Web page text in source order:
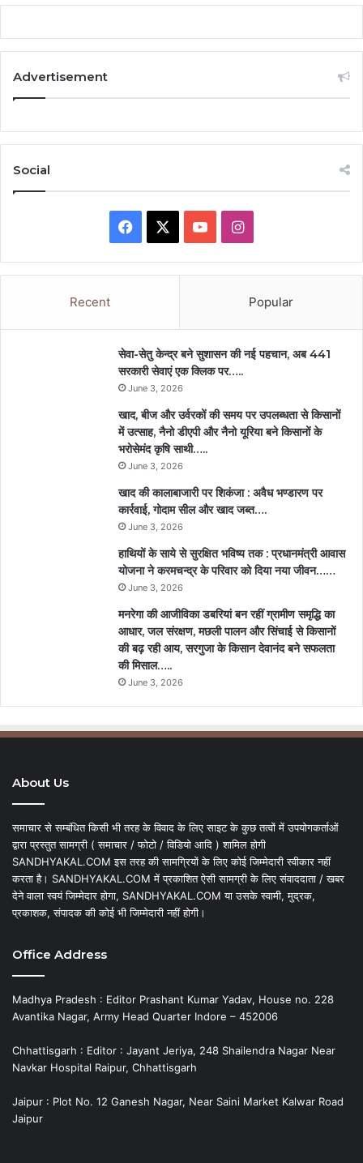
Advertisement
Social
Facebook YouTubeInstagram
Recent Popular
सेवा-सेतु केन्द्र बने सुशासन की नई पहचान, अब 441
सरकारी सेवाएं एक क्लिक पर…..
June 3, 2026
खाद, बीज और उर्वरकों की समय पर उपलब्धता से किसानों
में उत्साह, नैनो डीएपी और नैनो यूरिया बने किसानों के
भरोसेमंद कृषि साथी…..
June 3, 2026
खाद की कालाबाजारी पर शिकंजा : अवैध भण्डारण पर
कार्रवाई, गोदाम सील और खाद जब्त….
June 3, 2026
हाथियों के साये से सुरक्षित भविष्य तक : प्रधानमंत्री आवास
योजना ने करमचन्द्र के परिवार को दिया नया जीवन……
June 3, 2026
मनरेगा की आजीविका डबरियां बन रहीं ग्रामीण समृद्धि का
आधार, जल संरक्षण, मछली पालन और सिंचाई से किसानों
की बढ़ रही आय, सरगुजा के किसान देवानंद बने सफलता
की मिसाल…..
June 3, 2026
About Us
समाचार से सम्बंधित किसी भी तरह के विवाद के लिए साइट के कुछ तत्वों में उपयोगकर्ताओं
द्वारा प्रस्तुत सामग्री ( समाचार / फोटो / विडियो आदि ) शामिल होगी
SANDHYAKAL.COM इस तरह की सामग्रियों के लिए कोई जिम्मेदारी स्वीकार नहीं
करता है। SANDHYAKAL.COM में प्रकाशित ऐसी सामग्री के लिए संवाददाता / खबर
देने वाला स्वयं जिम्मेदार होगा, SANDHYAKAL.COM या उसके स्वामी, मुद्रक,
प्रकाशक, संपादक की कोई भी जिम्मेदारी नहीं होगी।
Office Address
Madhya Pradesh : Editor Prashant Kumar Yadav, House no. 228
Avantika Nagar, Army Head Quarter Indore – 452006
Chhattisgarh : Editor : Jayant Jeriya, 248 Shailendra Nagar Near
Navkar Hospital Raipur, Chhattisgarh
Jaipur : Plot No. 12 Ganesh Nagar, Near Saini Market Kalwar Road
Jaipur